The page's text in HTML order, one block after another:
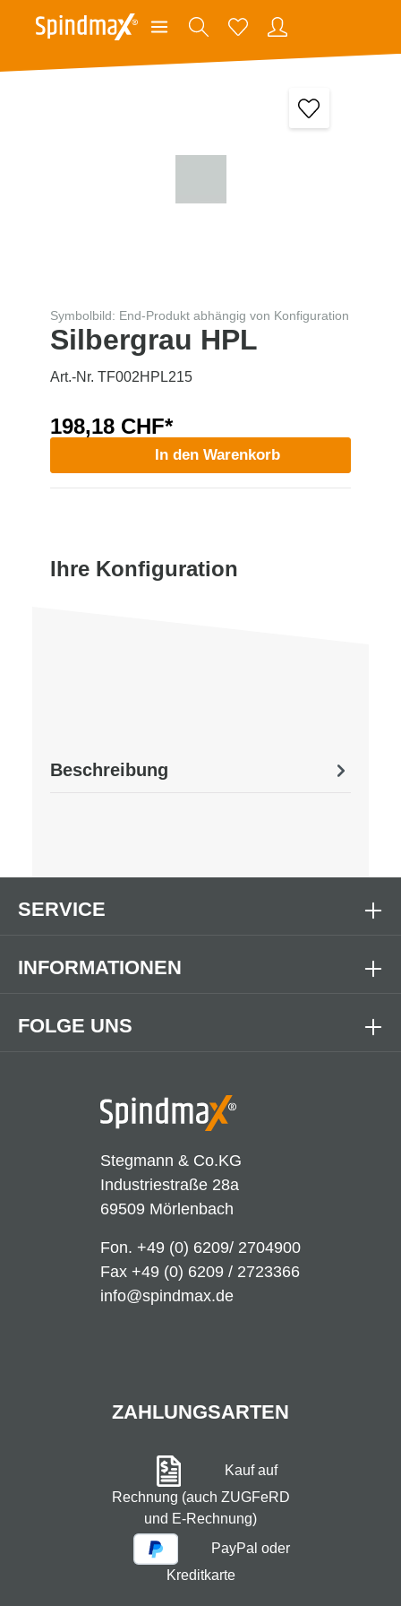
Symbolbild: End-Produkt abhängig von Konfiguration
Silbergrau HPL
Art.-Nr. TF002HPL215
198,18 CHF*
In den Warenkorb
Ihre Konfiguration
Beschreibung
Stegmann & Co.KG
Industriestraße 28a
69509 Mörlenbach
Fon. +49 (0) 6209/ 2704900
Fax +49 (0) 6209 / 2723366
info@spindmax.de
FOLGE UNS
SERVICE
INFORMATIONEN
ZAHLUNGSARTEN
Kauf auf
Rechnung (auch ZUGFeRD
und E-Rechnung)
PayPal oder
Kreditkarte